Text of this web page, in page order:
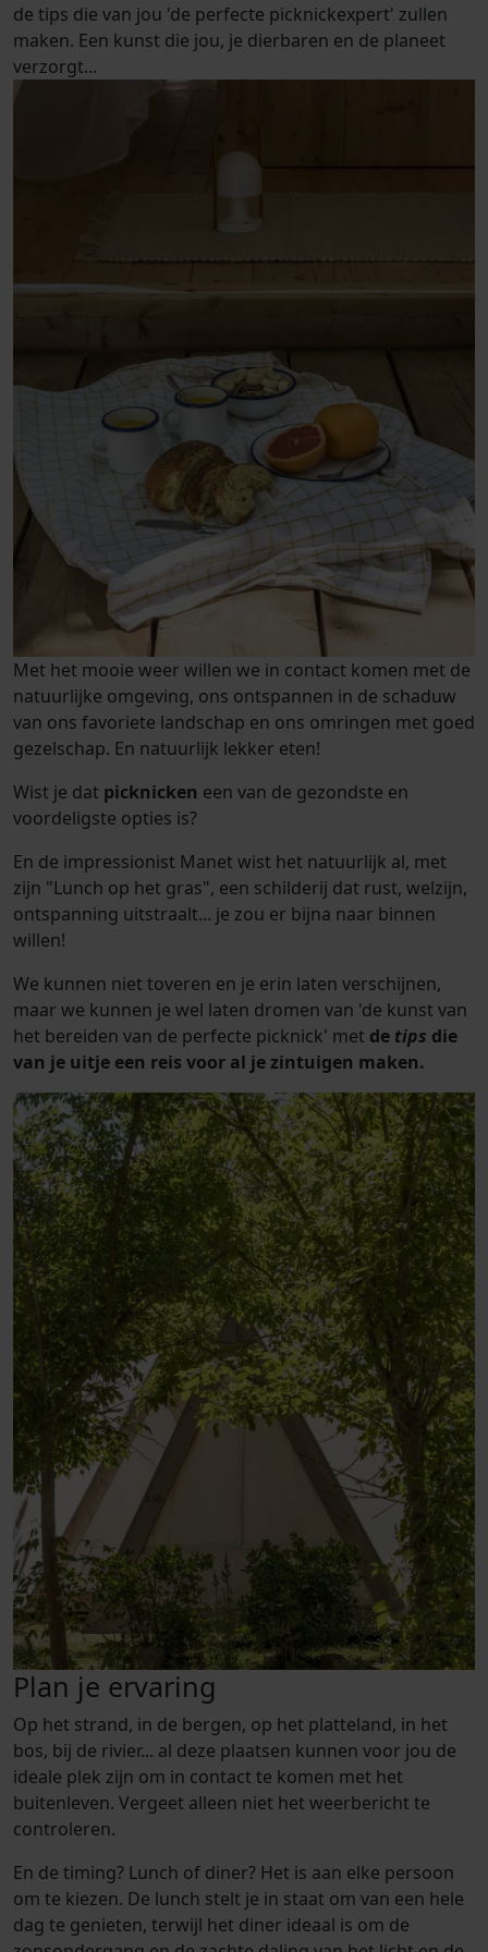
de tips die van jou 'de perfecte picknickexpert' zullen
maken. Een kunst die jou, je dierbaren en de planeet
verzorgt...
Met het mooie weer willen we in contact komen met de
natuurlijke omgeving, ons ontspannen in de schaduw
van ons favoriete landschap en ons omringen met goed
gezelschap. En natuurlijk lekker eten!
Wist je dat picknicken een van de gezondste en
voordeligste opties is?
En de impressionist Manet wist het natuurlijk al, met
zijn "Lunch op het gras", een schilderij dat rust, welzijn,
ontspanning uitstraalt... je zou er bijna naar binnen
willen!
We kunnen niet toveren en je erin laten verschijnen,
maar we kunnen je wel laten dromen van 'de kunst van
het bereiden van de perfecte picknick' met de tips die
van je uitje een reis voor al je zintuigen maken.
Plan je ervaring
Op het strand, in de bergen, op het platteland, in het
bos, bij de rivier... al deze plaatsen kunnen voor jou de
ideale plek zijn om in contact te komen met het
buitenleven. Vergeet alleen niet het weerbericht te
controleren.
En de timing? Lunch of diner? Het is aan elke persoon
om te kiezen. De lunch stelt je in staat om van een hele
dag te genieten, terwijl het diner ideaal is om de